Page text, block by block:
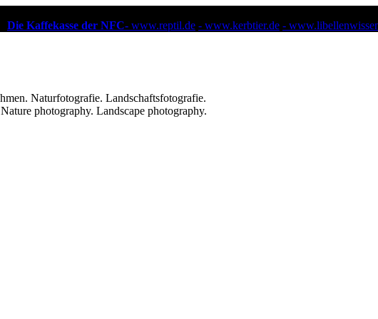
Die Kaffekasse der NFC- www.reptil.de - www.kerbtier.de -
Naturfotografie. Landschaftsfotografie.
photography. Landscape photography.